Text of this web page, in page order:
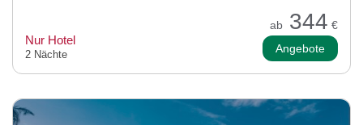
ab 344 €
Nur Hotel
2 Nächte Angebote